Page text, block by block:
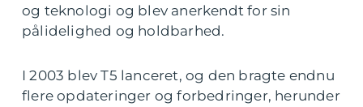
og teknologi og blev anerkendt for sin
pålidelighed og holdbarhed.
I 2003 blev T5 lanceret, og den bragte endnu
flere opdateringer og forbedringer, herunder